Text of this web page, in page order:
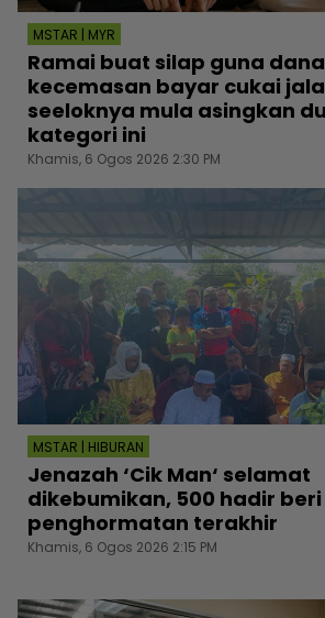
MSTAR | MYR
Ramai buat silap guna dana
kecemasan bayar cukai
seeloknya mula asingkan
kategori ini
Khamis, 6 Ogos 2026 2:30 PM
MSTAR | HIBURAN
Jenazah ‘Cik Man‘ selamat
dikebumikan, 500 hadir beri
penghormatan terakhir
Khamis, 6 Ogos 2026 2:15 PM